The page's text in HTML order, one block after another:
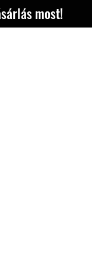
most!